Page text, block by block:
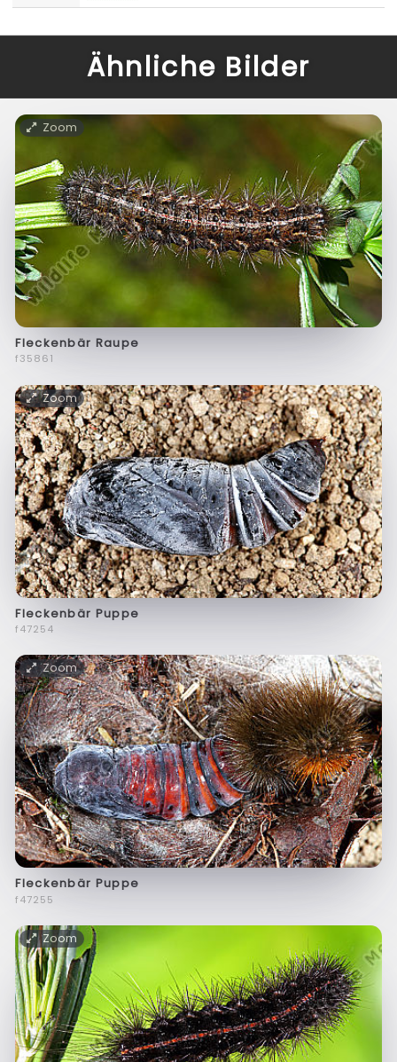
Ähnliche Bilder
Zoom
Fleckenbär Raupe
f35861
Zoom
Fleckenbär Puppe
f47254
Zoom
Fleckenbär Puppe
f47255
Zoom